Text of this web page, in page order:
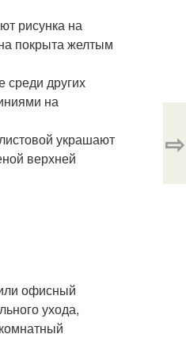
рисунка на
покрыта желтым
среди других
на
украшают
верхней
офисный
ухода,
⇨